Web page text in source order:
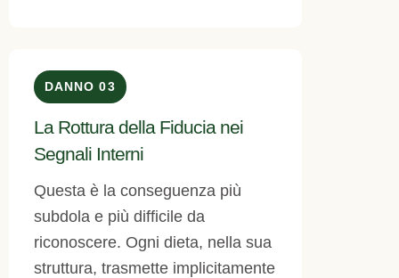
DANNO 03
La Rottura della Fiducia nei
Segnali Interni
Questa è la conseguenza più
subdola e più difficile da
riconoscere. Ogni dieta, nella sua
struttura, trasmette implicitamente